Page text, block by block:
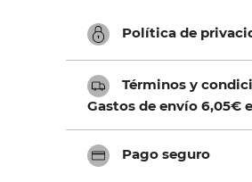
Política de
Términos y
Gastos de envío 6,05€
Pago seguro